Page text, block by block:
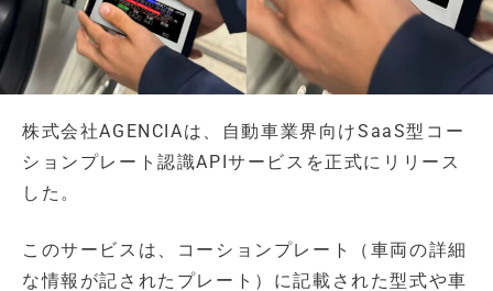
株式会社AGENCIAは、自動車業界向けSaaS型コー
ションプレート認識APIサービスを正式にリリース
した。
このサービスは、コーションプレート（車両の詳細
な情報が記されたプレート）に記載された型式や車